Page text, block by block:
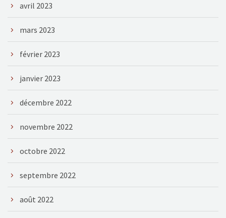
avril 2023
mars 2023
février 2023
janvier 2023
décembre 2022
novembre 2022
octobre 2022
septembre 2022
août 2022